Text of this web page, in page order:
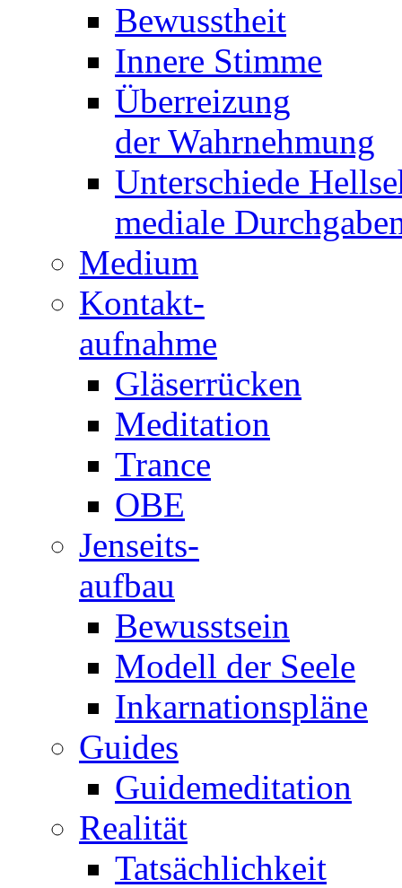
Bewusstheit
Innere Stimme
Überreizung
der Wahrnehmung
Unterschiede
mediale
Medium
Kontakt-
aufnahme
Gläserrücken
Meditation
Trance
OBE
Jenseits-
aufbau
Bewusstsein
Modell der Seele
Inkarnationspläne
Guides
Guidemeditation
Realität
Tatsächlichkeit